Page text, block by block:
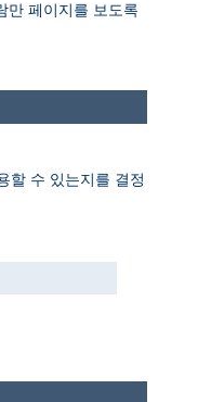
만 페이지를 보도록
할 수 있는지를 결정